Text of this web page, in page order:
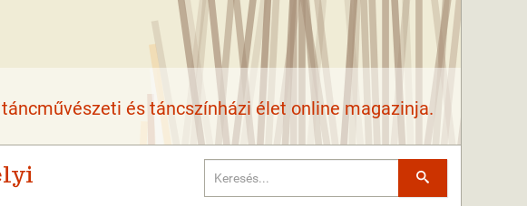
és táncszínházi élet online magazinja.
Keresés